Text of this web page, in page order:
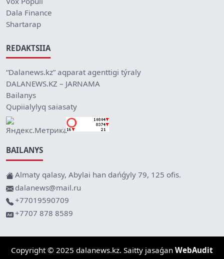
Dala Finance
Shartarap
REDAKTSIIA
“Dalanews.kz” aqparat agenttigi týraly
DALANEWS.KZ – JARNAMA
Bailanys
Qupiialylyq saiasaty
BAILANYS
Almaty qalasy, Abylai han dańǵyly 79, 125 ofis.
dalanews@mail.ru
+77019590709
+7707 878 8589
Copyright © 2025 dalanews.kz. Saitty jasaǵan WebAudit